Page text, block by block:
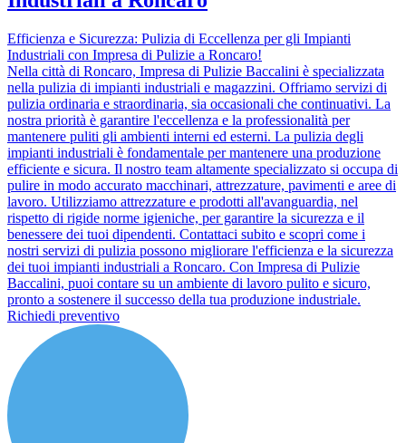
Efficienza e Sicurezza: Pulizia di Eccellenza per gli Impianti
Industriali con Impresa di Pulizie a Roncaro!
Nella città di Roncaro, Impresa di Pulizie Baccalini è specializzata
nella pulizia di impianti industriali e magazzini. Offriamo servizi di
pulizia ordinaria e straordinaria, sia occasionali che continuativi. La
nostra priorità è garantire l'eccellenza e la professionalità per
mantenere puliti gli ambienti interni ed esterni. La pulizia degli
impianti industriali è fondamentale per mantenere una produzione
efficiente e sicura. Il nostro team altamente specializzato si occupa di
pulire in modo accurato macchinari, attrezzature, pavimenti e aree di
lavoro. Utilizziamo attrezzature e prodotti all'avanguardia, nel
rispetto di rigide norme igieniche, per garantire la sicurezza e il
benessere dei tuoi dipendenti. Contattaci subito e scopri come i
nostri servizi di pulizia possono migliorare l'efficienza e la sicurezza
dei tuoi impianti industriali a Roncaro. Con Impresa di Pulizie
Baccalini, puoi contare su un ambiente di lavoro pulito e sicuro,
pronto a sostenere il successo della tua produzione industriale.
Richiedi preventivo